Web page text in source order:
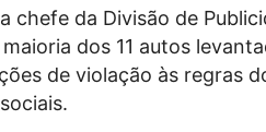
chefe da Divisão de
dos 11 autos
de violação às regras